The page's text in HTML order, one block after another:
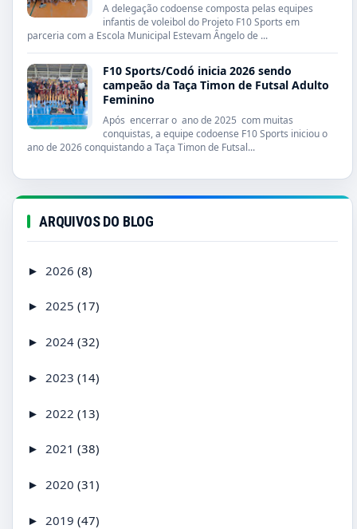
A delegação codoense composta pelas equipes
infantis de voleibol do Projeto F10 Sports em
parceria com a Escola Municipal Estevam Ângelo de ...
F10 Sports/Codó inicia 2026 sendo
campeão da Taça Timon de Futsal Adulto
Feminino
Após encerrar o ano de 2025 com muitas
conquistas, a equipe codoense F10 Sports iniciou o
ano de 2026 conquistando a Taça Timon de Futsal...
ARQUIVOS DO BLOG
► 2026 (8)
► 2025 (17)
► 2024 (32)
► 2023 (14)
► 2022 (13)
► 2021 (38)
► 2020 (31)
► 2019 (47)